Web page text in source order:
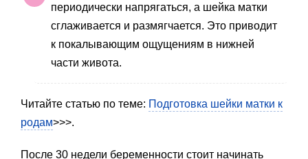
периодически напрягаться, а шейка матки
сглаживается и размягчается. Это приводит
к покалывающим ощущениям в нижней
части живота.
Читайте статью по теме: Подготовка шейки матки к
родам>>>.
После 30 недели беременности стоит начинать